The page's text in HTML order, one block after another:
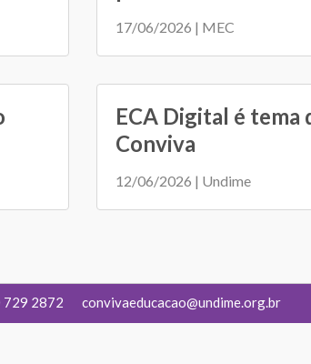
17/06/2026 | MEC
ECA Digital é tema
Conviva
12/06/2026 | Undime
729 2872 convivaeducacao@undime.org.br